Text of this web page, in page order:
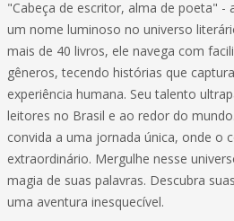
"Cabeça de escritor, alma de poeta" -
um nome luminoso no universo
mais de 40 livros, ele navega com
gêneros, tecendo histórias que
experiência humana. Seu talento
leitores no Brasil e ao redor do
convida a uma jornada única, onde o
extraordinário. Mergulhe nesse
magia de suas palavras. Descubra
uma aventura inesquecível.